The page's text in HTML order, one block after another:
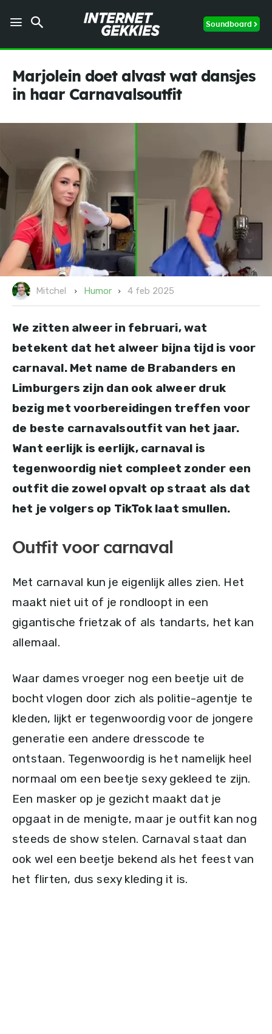
Soundboard
Marjolein doet alvast wat dansjes
in haar Carnavalsoutfit
Mitchel Humor 4 feb 2025
We zitten alweer in februari, wat
betekent dat het alweer bijna tijd is voor
carnaval. Met name de Brabanders en
Limburgers zijn dan ook alweer druk
bezig met voorbereidingen treffen voor
de beste carnavalsoutfit van het jaar.
Want eerlijk is eerlijk, carnaval is
tegenwoordig niet compleet zonder een
outfit die zowel opvalt op straat als dat
het je volgers op TikTok laat smullen.
Outfit voor carnaval
Met carnaval kun je eigenlijk alles zien. Het
maakt niet uit of je rondloopt in een
gigantische frietzak of als tandarts, het kan
allemaal.
Waar dames vroeger nog een beetje uit de
bocht vlogen door zich als politie-agentje te
kleden, lijkt er tegenwoordig voor de jongere
generatie een andere dresscode te
ontstaan. Tegenwoordig is het namelijk heel
normaal om een beetje sexy gekleed te zijn.
Een masker op je gezicht maakt dat je
opgaat in de menigte, maar je outfit kan nog
steeds de show stelen. Carnaval staat dan
ook wel een beetje bekend als het feest van
het flirten, dus sexy kleding it is.